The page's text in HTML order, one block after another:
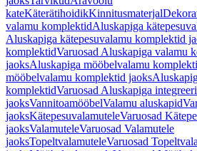
kateKäterätihoidikKinnitusmaterjal
valamu komplektidAluskapiga
Aluskapiga kätepesuvalamu komplektid
komplektidVaruosad Aluskapiga valamu
jaoksAluskapiga mööbelvalamu
mööbelvalamu komplektid jaoks
komplektidVaruosad Aluskapiga
jaoksVannitoamööbelValamu aluskapid
jaoksKätepesuvalamuteleVaruosad
jaoksValamuteleVaruosad Valamutele
jaoksTopeltvalamuteleVaruosad